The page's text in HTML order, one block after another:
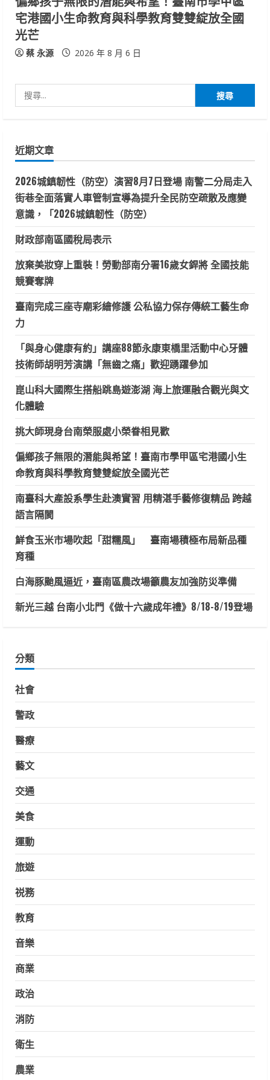
宅港國小生命教育與科學教育雙雙綻放全國
光芒
蔡 永源 2026 年 8 月 6 日
尋
字:
近期文章
2026城鎮韌性（防空）演習8月7日登場 南警二分局走入
街巷全面落實人車管制宣導為提升全民防空疏散及應變
意識，「2026城鎮韌性（防空）
財政部南區國稅局表示
放棄美妝穿上重裝！勞動部南分署16歲女銲將 全國技能
競賽奪牌
臺南完成三座寺廟彩繪修護 公私協力保存傳統工藝生命
力
「與身心健康有約」講座88節永康東橋里活動中心牙體
技術師胡明芳演講「無齒之痛」歡迎踴躍參加
崑山科大國際生搭船跳島遊澎湖 海上旅運融合觀光與文
化體驗
挑大師現身台南榮服處小榮眷相見歡
偏鄉孩子無限的潛能與希望！臺南市學甲區宅港國小生
命教育與科學教育雙雙綻放全國光芒
南臺科大產設系學生赴澳實習 用精湛手藝修復精品 跨越
語言隔閡
鮮食玉米市場吹起「甜糯風」 臺南場積極布局新品種
育種
白海豚颱風逼近，臺南區農改場籲農友加強防災準備
新光三越 台南小北門《做十六歲成年禮》8/18-8/19登場
分類
社會
警政
醫療
藝文
交通
美食
運動
旅遊
祱務
教育
音樂
商業
政治
消防
衛生
農業